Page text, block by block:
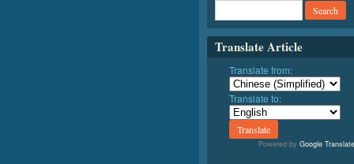
Translate Article
Translate from:
Translate to:
Powered by Google Translate